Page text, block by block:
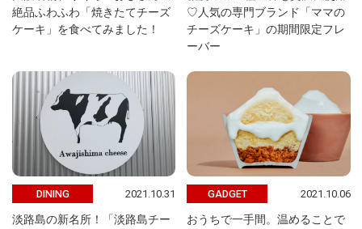
絶品ふわふわ「焼きたてチーズ
ケーキ」を食べてみました！
♡人気の専門ブランド「ママの
チーズケーキ」の期間限定フレ
ーバー
DINING 2021.10.31
淡路島の新名所！「淡路島チー
GADGET 2021.10.06
おうちで一手間。温めることで